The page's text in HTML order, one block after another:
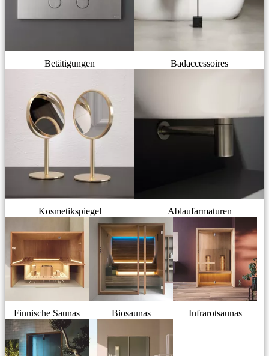
Betätigungen Badaccessoires
Kosmetikspiegel Ablaufarmaturen
Finnische Saunas Biosaunas Infrarotsaunas